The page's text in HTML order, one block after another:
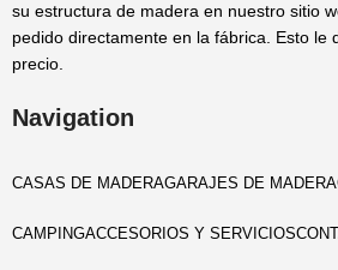
su estructura de madera en nuestro sitio
pedido directamente en la fábrica. Esto le
precio.
Navigation
CASAS DE MADERAGARAJES DE MADERA
CAMPINGACCESORIOS Y SERVICIOS